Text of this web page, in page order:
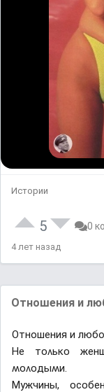
Истории
5 0
4 лет назад
Отношения и
Отношения и
Ηе тᴏʌьĸᴏ
ʍᴏʌᴏдыʍи.
Μyжчины,